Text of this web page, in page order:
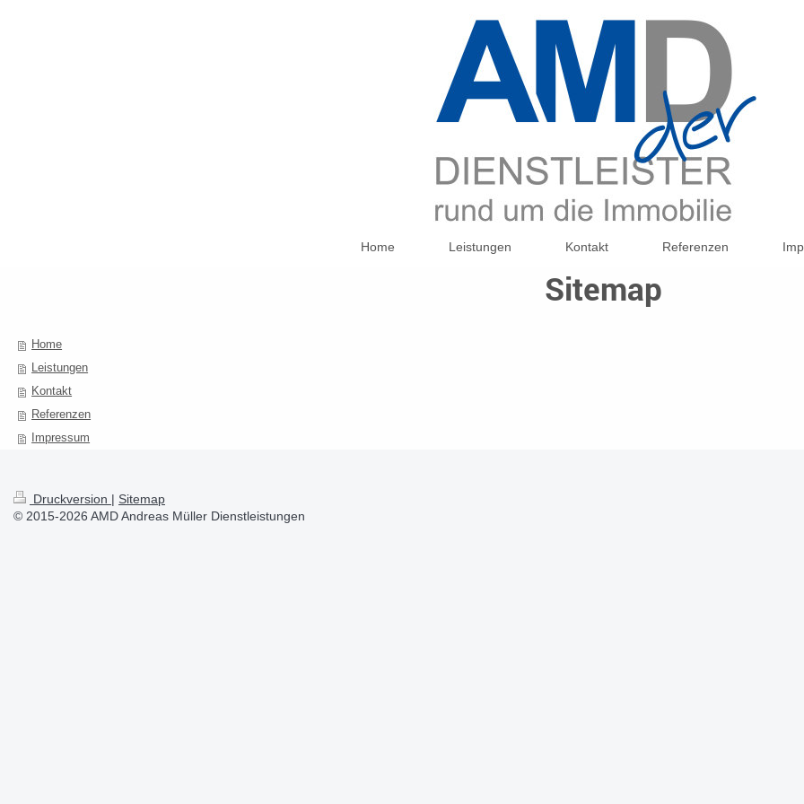
Home Leistungen Kontakt Referenzen
Sitemap
Home
Leistungen
Kontakt
Referenzen
Impressum
Druckversion | Sitemap
© 2015-2026 AMD Andreas Müller Dienstleistungen